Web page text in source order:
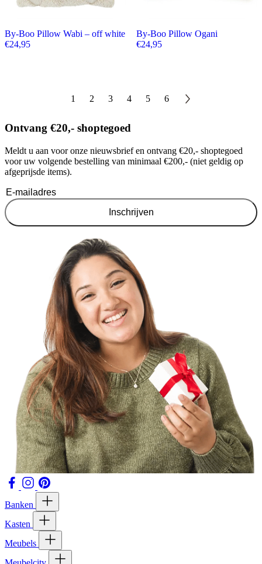
By-Boo Pillow Wabi – off white
€24,95
By-Boo Pillow Ogani
€24,95
1 2 3 4 5 6
Ontvang €20,- shoptegoed
Meldt u aan voor onze nieuwsbrief en ontvang €20,- shoptegoed
voor uw volgende bestelling van minimaal €200,- (niet geldig op
afgeprijsde items).
Inschrijven
Banken
Kasten
Meubels